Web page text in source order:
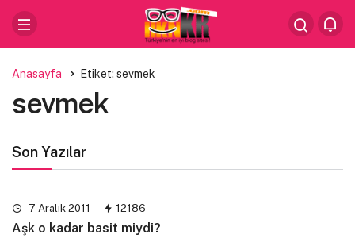
Anasayfa Etiket: sevmek
sevmek
Son Yazılar
7 Aralık 2011 12186
Aşk o kadar basit miydi?